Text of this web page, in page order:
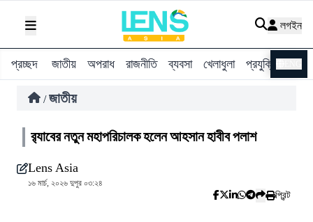
লগইন
প্রচ্ছদ জাতীয় অপরাধ রাজনীতি ব্যবসা খেলাধুলা প্রযুক্তি
/ জাতীয়
র‌্যাবের নতুন মহাপরিচালক হলেন আহসান হাবীব পলাশ
Lens Asia
১৬ মার্চ, ২০২৬ দুপুর ০৩:২৪
প্রিন্ট